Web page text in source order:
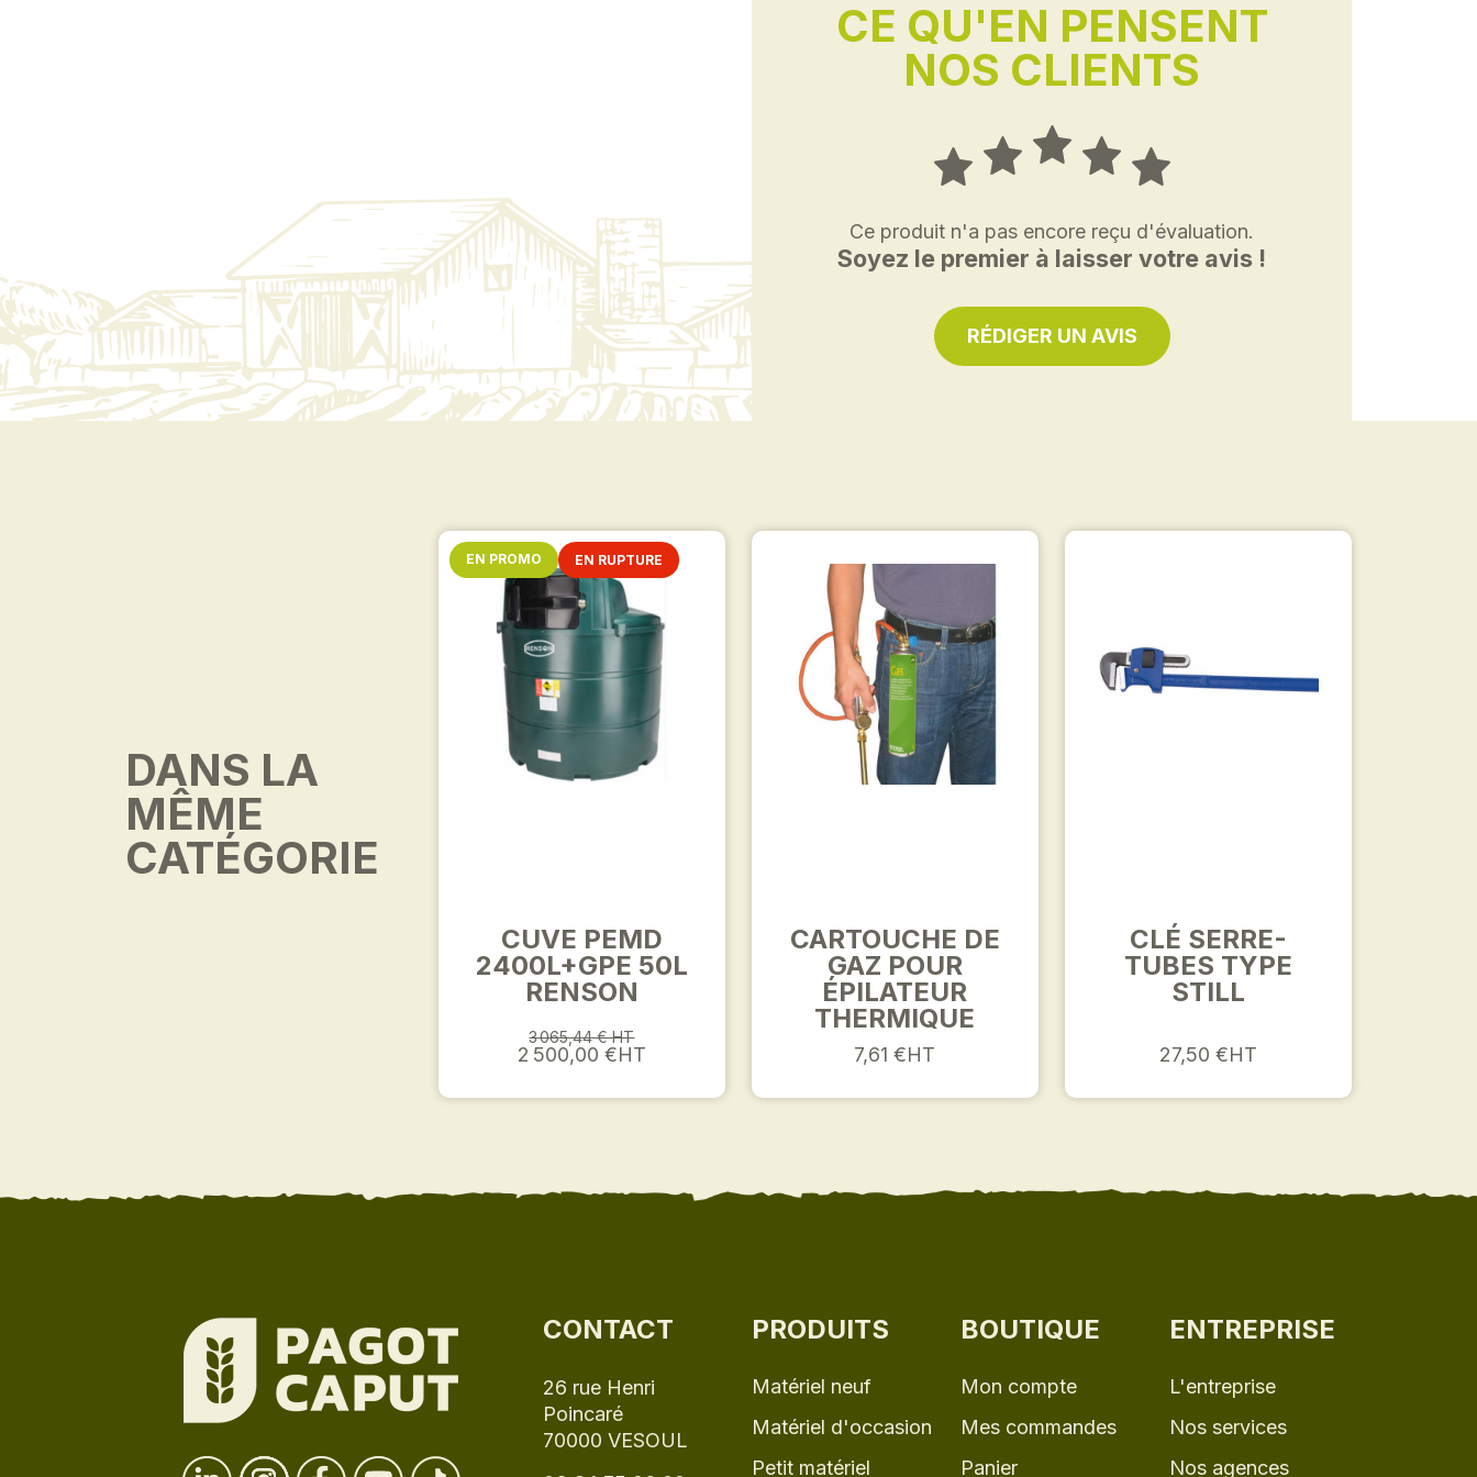
CE QU'EN PENSENT
NOS CLIENTS
Ce produit n'a pas encore reçu d'évaluation.
Soyez le premier à laisser votre avis !
RÉDIGER UN AVIS
DANS LA
MÊME
CATÉGORIE
CUVE PEMD
2400L+GPE 50L
RENSON
3 065,44 € HT
2 500,00 €HT
EN PROMO EN RUPTURE
CARTOUCHE DE
GAZ POUR
ÉPILATEUR
THERMIQUE
7,61 €HT
CLÉ SERRE-
TUBES TYPE
STILL
27,50 €HT
CONTACT
26 rue Henri
Poincaré
70000 VESOUL
PRODUITS
Matériel neuf
Matériel d'occasion
Petit matériel
BOUTIQUE
Mon compte
Mes commandes
Panier
ENTREPRISE
L'entreprise
Nos services
Nos agences